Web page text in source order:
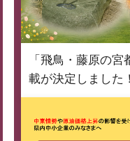
「飛鳥・藤原の
載が決定しました！